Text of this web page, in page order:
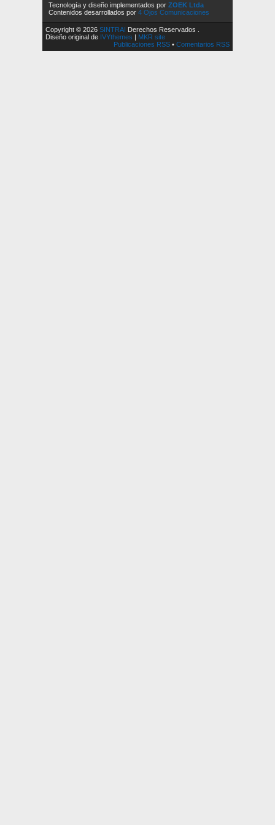
Tecnología y diseño implementados por ZOEK Ltda
Contenidos desarrollados por 4 Ojos Comunicaciones
Copyright © 2026 SINTRAI Derechos Reservados .
Diseño original de IVYthemes | MKR site
Publicaciones RSS • Comentarios RSS